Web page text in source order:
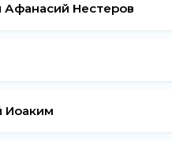
Афанасий Нестеров
Иоаким